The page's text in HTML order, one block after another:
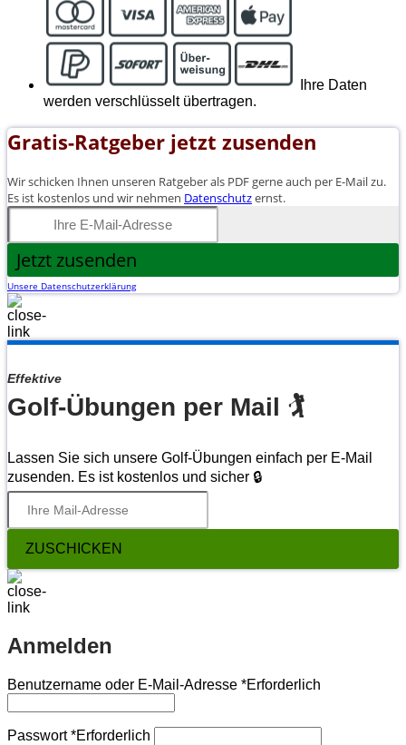
Ihre Daten
werden verschlüsselt übertragen.
Gratis-Ratgeber jetzt zusenden
Wir schicken Ihnen unseren Ratgeber als PDF gerne auch per E-Mail zu.
Es ist kostenlos und wir nehmen Datenschutzernst.
Jetzt zusenden
Unsere Datenschutzerklärung
Effektive
Golf-Übungen per Mail 🏌
Lassen Sie sich unsere Golf-Übungen einfach per E-Mail
zusenden. Es ist kostenlos und sicher 🔒
ZUSCHICKEN
Anmelden
Benutzername oder E-Mail-Adresse *Erforderlich
Passwort*Erforderlich